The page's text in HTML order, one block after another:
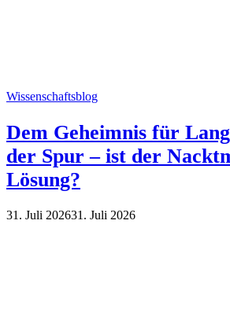
Wissenschaftsblog
Dem Geheimnis für
der Spur – ist der
Lösung?
31. Juli 202631. Juli 2026